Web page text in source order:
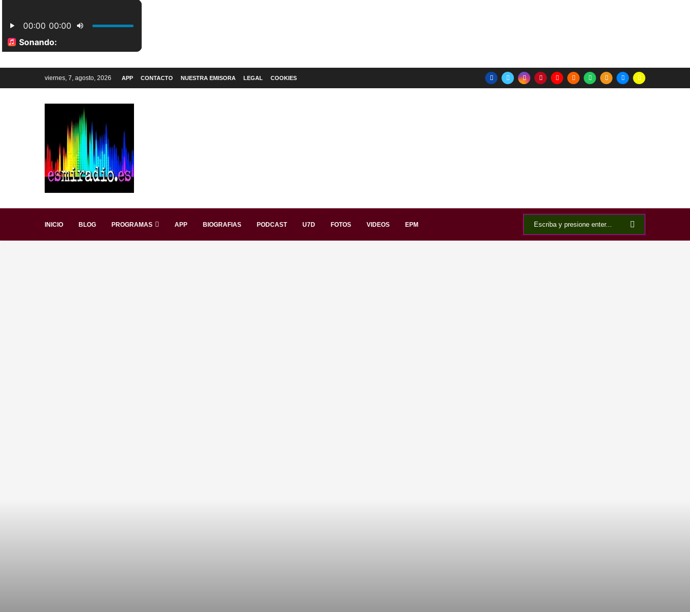
viernes, 7, agosto, 2026 APP CONTACTO NUESTRA EMISORA LEGAL COOKIES
INICIO BLOG PROGRAMAS APP BIOGRAFIAS PODCAST U7D FOTOS VIDEOS EPM